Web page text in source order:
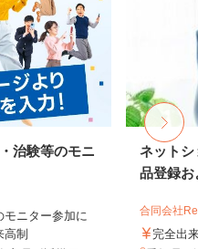
治験等のモニ
ニター参加に
制
ネットシ
品登録お
合同会社
完全出